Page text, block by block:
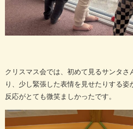
クリスマス会では、初めて見るサンタさ
り、少し緊張した表情を見せたりする
反応がとても微笑ましかったです。